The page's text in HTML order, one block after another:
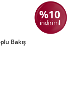
%10
indirimli
Bakış